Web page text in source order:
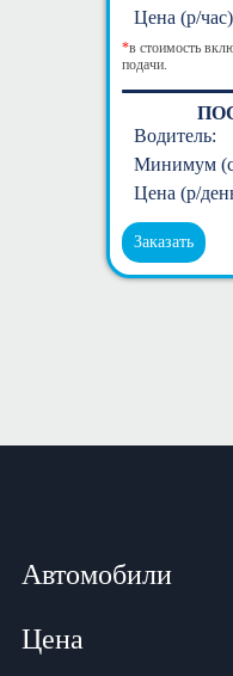
Цена (р/
*в стоимость
подачи.
Водитель:
Минимум
Цена (р/
Заказать
Автомобили
Цена